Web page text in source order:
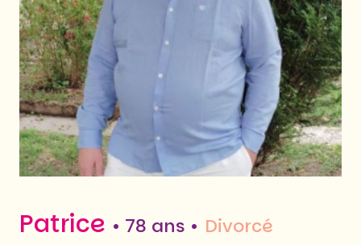
Patrice • 78 ans • Divorcé